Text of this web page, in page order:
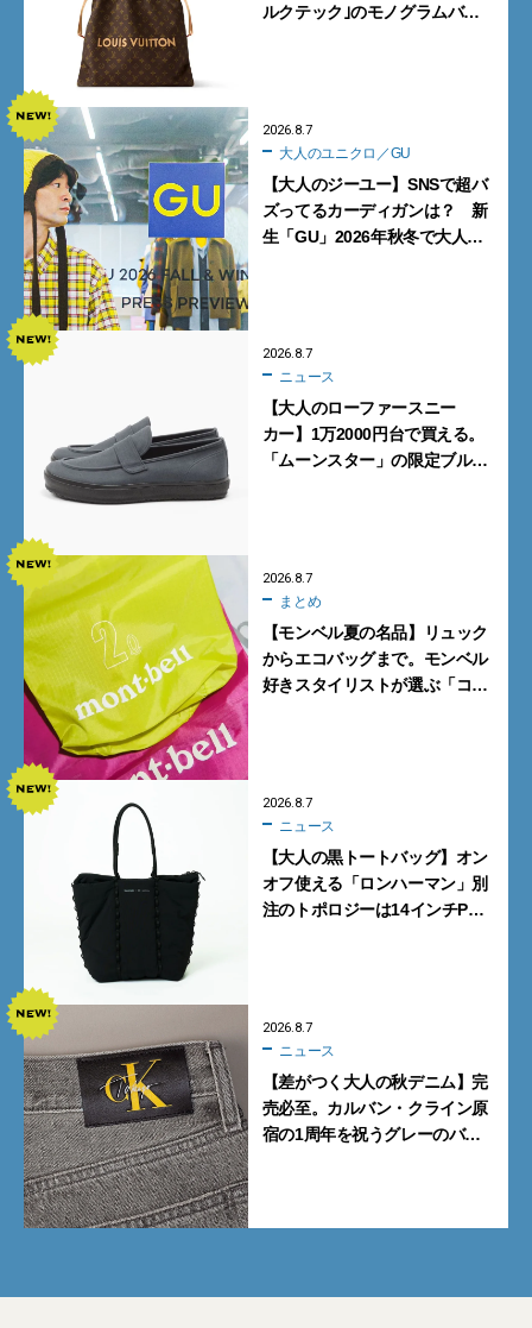
ルクテック｣のモノグラムバッ
2026.8.7
大人のユニクロ／GU
【大人のジーユー】SNSで超バ
ズってるカーディガンは？ 新
生「GU」2026年秋冬で大人メ
2026.8.7
ニュース
【大人のローファースニー
カー】1万2000円台で買える。
「ムーンスター」の限定ブルー
2026.8.7
まとめ
【モンベル夏の名品】リュック
からエコバッグまで。モンベル
好きスタイリストが選ぶ「コス
2026.8.7
ニュース
【大人の黒トートバッグ】オン
オフ使える「ロンハーマン」別
注のトポロジーは14インチPC
2026.8.7
ニュース
【差がつく大人の秋デニム】完
売必至。カルバン・クライン原
宿の1周年を祝うグレーのバ